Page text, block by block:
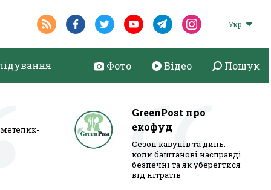
Укр
Фото Відео Пошук
GreenPost про
екофуд
Сезон кавунів та динь:
коли баштанові насправді
безпечні та як уберегтися
від нітратів